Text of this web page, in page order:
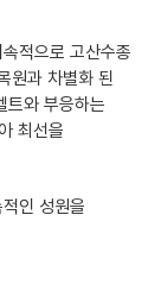
적으로 고산수종
원과 차별화 된
트와 부응하는
최선을
인 성원을